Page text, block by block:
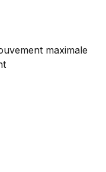
maximale